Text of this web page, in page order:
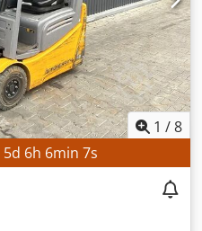
1 /8
5d 6h 6min 5s